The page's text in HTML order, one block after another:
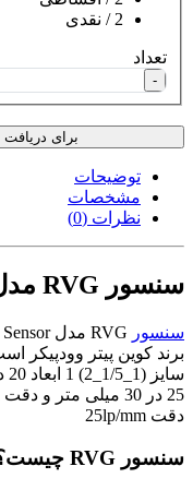
2 / نقدی
تعداد
-
برای
توضیحات
مشخصات
نظرات (0)
سنسور RVG مدل K Sensor
سنسور
برند کوین پیتر
دقت 25lp/mm
سنسور RVG چیست؟